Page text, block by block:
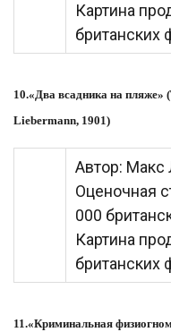
Картина
британских
10.«Два всадника на пляже»
Liebermann, 1901)
Автор: Макс
Оценочная
000
Картина
британских
11.«Криминальная